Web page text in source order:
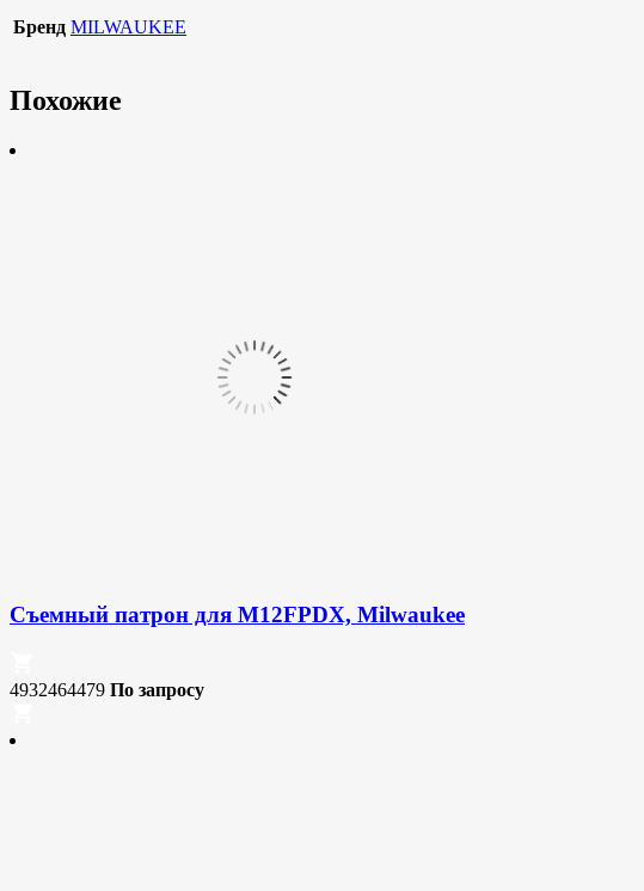
Бренд MILWAUKEE
Похожие
Съемный патрон для M12FPDX, Milwaukee
4932464479 По запросу